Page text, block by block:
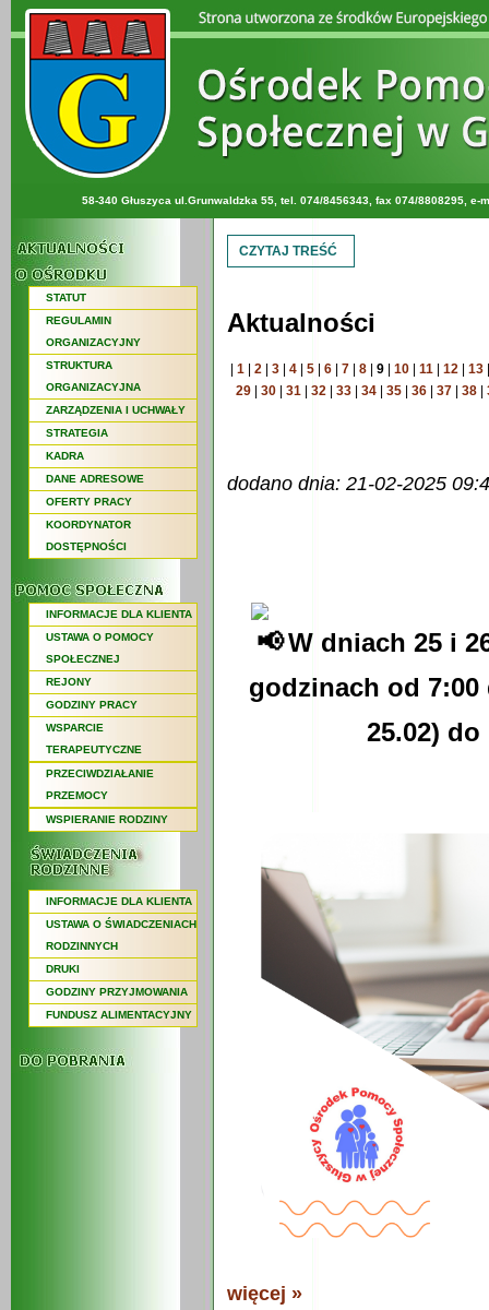
58-340 Głuszyca ul.Grunwaldzka 55, tel. 074/8456343, fax 074/8808295, e-
STATUT
REGULAMIN
ORGANIZACYJNY
STRUKTURA
ORGANIZACYJNA
ZARZĄDZENIA I UCHWAŁY
STRATEGIA
KADRA
DANE ADRESOWE
OFERTY PRACY
KOORDYNATOR
DOSTĘPNOŚCI
INFORMACJE DLA KLIENTA
USTAWA O POMOCY
SPOŁECZNEJ
REJONY
GODZINY PRACY
WSPARCIE
TERAPEUTYCZNE
PRZECIWDZIAŁANIE
PRZEMOCY
WSPIERANIE RODZINY
INFORMACJE DLA KLIENTA
USTAWA O ŚWIADCZENIACH
RODZINNYCH
DRUKI
GODZINY PRZYJMOWANIA
FUNDUSZ ALIMENTACYJNY
CZYTAJ TREŚĆ
Aktualności
1| 2| 3| 4| 5| 6| 7| 8| 9| 10| 11| 12| 13
29
30 31 32 33 34 35 36 37 38
dodano dnia: 21-02-2025
W dniach 25 i
godzinach od 7:00
25.02) do
więcej »